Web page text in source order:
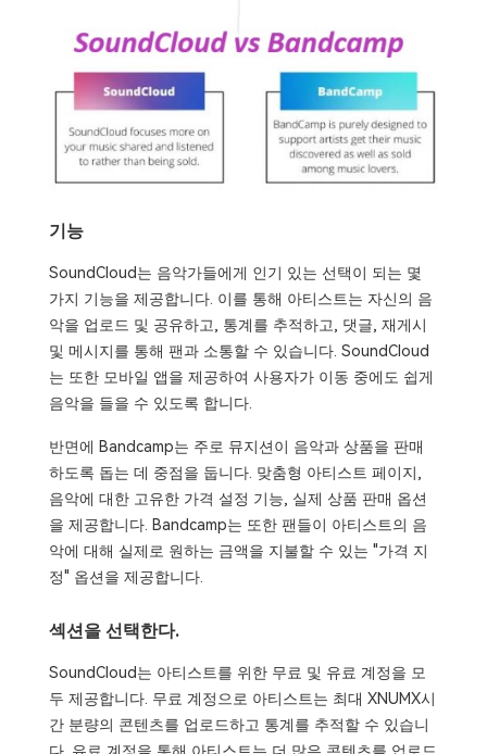
기능
SoundCloud는 음악가들에게 인기 있는 선택이 되는 몇
가지 기능을 제공합니다. 이를 통해 아티스트는 자신의 음
악을 업로드 및 공유하고, 통계를 추적하고, 댓글, 재게시
및 메시지를 통해 팬과 소통할 수 있습니다. SoundCloud
는 또한 모바일 앱을 제공하여 사용자가 이동 중에도 쉽게
음악을 들을 수 있도록 합니다.
반면에 Bandcamp는 주로 뮤지션이 음악과 상품을 판매
하도록 돕는 데 중점을 둡니다. 맞춤형 아티스트 페이지,
음악에 대한 고유한 가격 설정 기능, 실제 상품 판매 옵션
을 제공합니다. Bandcamp는 또한 팬들이 아티스트의 음
악에 대해 실제로 원하는 금액을 지불할 수 있는 "가격 지
정" 옵션을 제공합니다.
섹션을 선택한다.
SoundCloud는 아티스트를 위한 무료 및 유료 계정을 모
두 제공합니다. 무료 계정으로 아티스트는 최대 XNUMX시
간 분량의 콘텐츠를 업로드하고 통계를 추적할 수 있습니